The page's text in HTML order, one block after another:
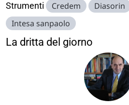
Strumenti Credem Diasorin
Intesa sanpaolo
La dritta del giorno